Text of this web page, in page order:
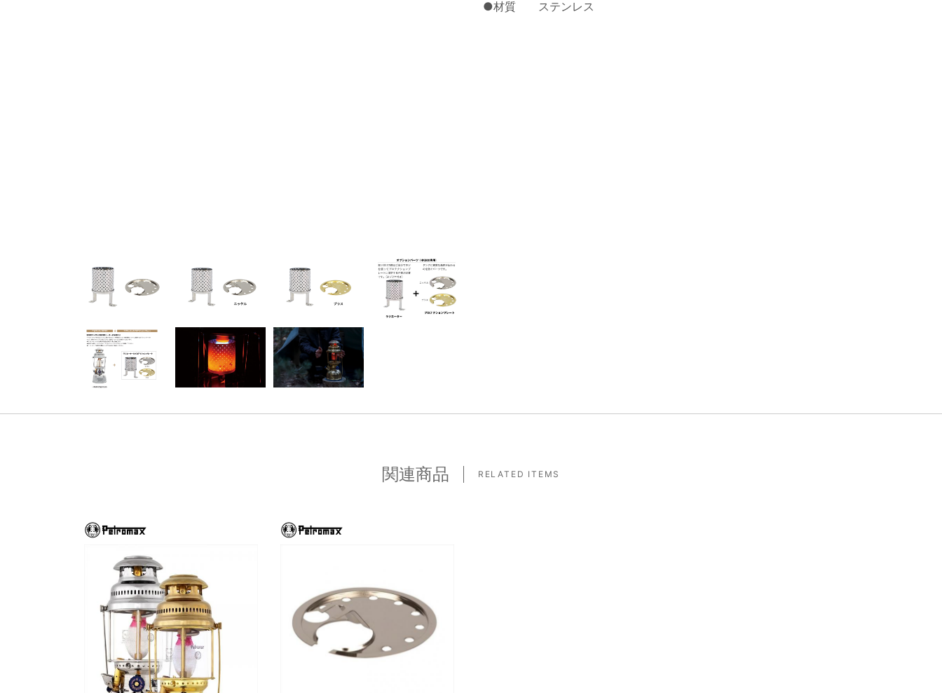
●材質 ステンレス
関連商品 RELATED ITEMS